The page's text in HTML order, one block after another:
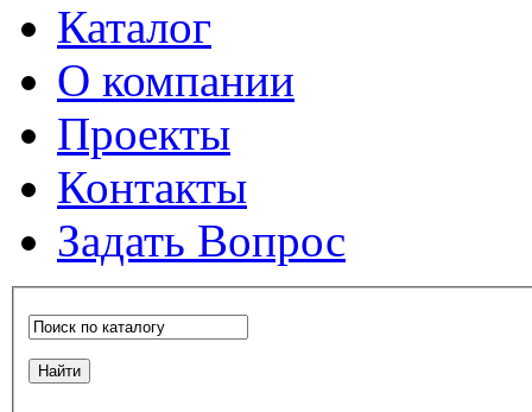
Каталог
О компании
Проекты
Контакты
Задать Вопрос